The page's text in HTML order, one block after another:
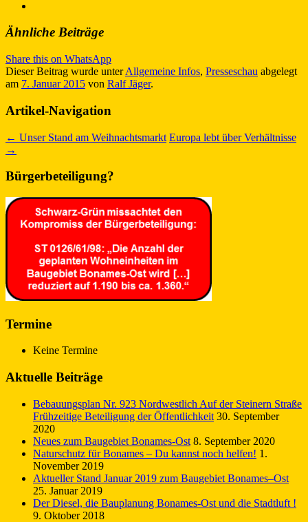
Ähnliche Beiträge
Share this on WhatsApp
Dieser Beitrag wurde unterAllgemeine Infos, Presseschau abgelegt
am 7. Januar 2015 von Ralf Jäger.
Artikel-Navigation
← Unser Stand am Weihnachtsmarkt Europa lebt über Verhältnisse
→
Bürgerbeteiligung?
Termine
Keine Termine
Aktuelle Beiträge
Bebauungsplan Nr. 923 Nordwestlich Auf der Steinern Straße
Frühzeitige Beteiligung der Öffentlichkeit 30. September
2020
Neues zum Baugebiet Bonames-Ost 8. September 2020
Naturschutz für Bonames – Du kannst noch helfen! 1.
November 2019
Aktueller Stand Januar 2019 zum Baugebiet Bonames–Ost
25. Januar 2019
Der Diesel, die Bauplanung Bonames-Ost und die Stadtluft !
9. Oktober 2018